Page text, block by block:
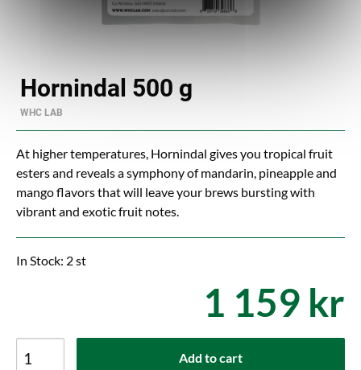
Hornindal 500 g
WHC LAB
At higher temperatures, Hornindal gives you tropical fruit
esters and reveals a symphony of mandarin, pineapple and
mango flavors that will leave your brews bursting with
vibrant and exotic fruit notes.
In Stock: 2 st
1 159 kr
Add to cart